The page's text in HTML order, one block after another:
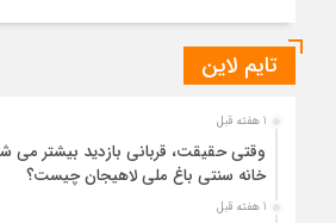
تایم لاین
1 هفته قبل
وقتی حقیقت، قربانی بازدید بیشتر
خانه سنتی باغ ملی لاهیجان چیست؟
1 هفته قبل